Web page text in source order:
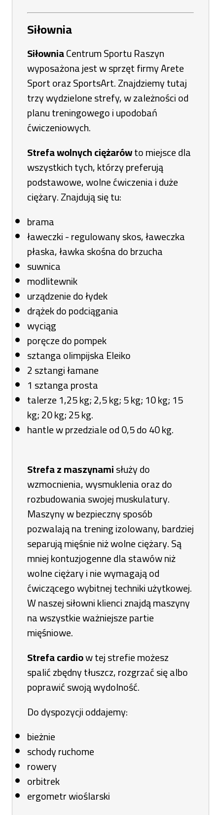
Siłownia
SiłowniaCentrum Sportu Raszyn
wyposażona jest w sprzęt firmy Arete
Sport oraz SportsArt. Znajdziemy tutaj
trzy wydzielone strefy, w zależności od
planu treningowego i upodobań
ćwiczeniowych.
Strefa wolnych ciężarówto miejsce dla
wszystkich tych, którzy preferują
podstawowe, wolne ćwiczenia i duże
ciężary. Znajdują się tu:
brama
ławeczki - regulowany skos, ławeczka
płaska, ławka skośna do brzucha
suwnica
modlitewnik
urządzenie do łydek
drążek do podciągania
wyciąg
poręcze do pompek
sztanga olimpijska Eleiko
2 sztangi łamane
1 sztanga prosta
talerze 1,25 kg; 2,5 kg; 5 kg; 10 kg; 15
kg; 20 kg; 25 kg.
hantle w przedziale od 0,5 do 40 kg.
Strefa z maszynamisłuży do
wzmocnienia, wysmuklenia oraz do
rozbudowania swojej muskulatury.
Maszyny w bezpieczny sposób
pozwalają na trening izolowany, bardziej
separują mięśnie niż wolne ciężary. Są
mniej kontuzjogenne dla stawów niż
wolne ciężary i nie wymagają od
ćwiczącego wybitnej techniki użytkowej.
W naszej siłowni klienci znajdą maszyny
na wszystkie ważniejsze partie
mięśniowe.
Strefa cardiow tej strefie możesz
spalić zbędny tłuszcz, rozgrzać się albo
poprawić swoją wydolność.
Do dyspozycji oddajemy:
bieżnie
schody ruchome
rowery
orbitrek
ergometr wioślarski